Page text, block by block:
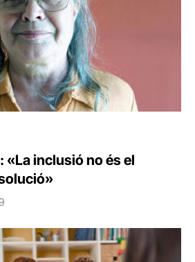
«La inclusió no és el